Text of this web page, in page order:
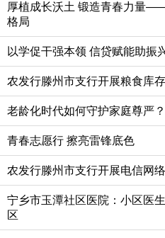
厚植成长沃土 锻造青春力量
格局‌
以学促干强本领 信贷赋能助振
农发行滕州市支行开展粮食库
老龄化时代如何守护家庭尊严
青春志愿行 擦亮雷锋底色‌
农发行滕州市支行开展电信网
宁乡市玉潭社区医院：小区医
区